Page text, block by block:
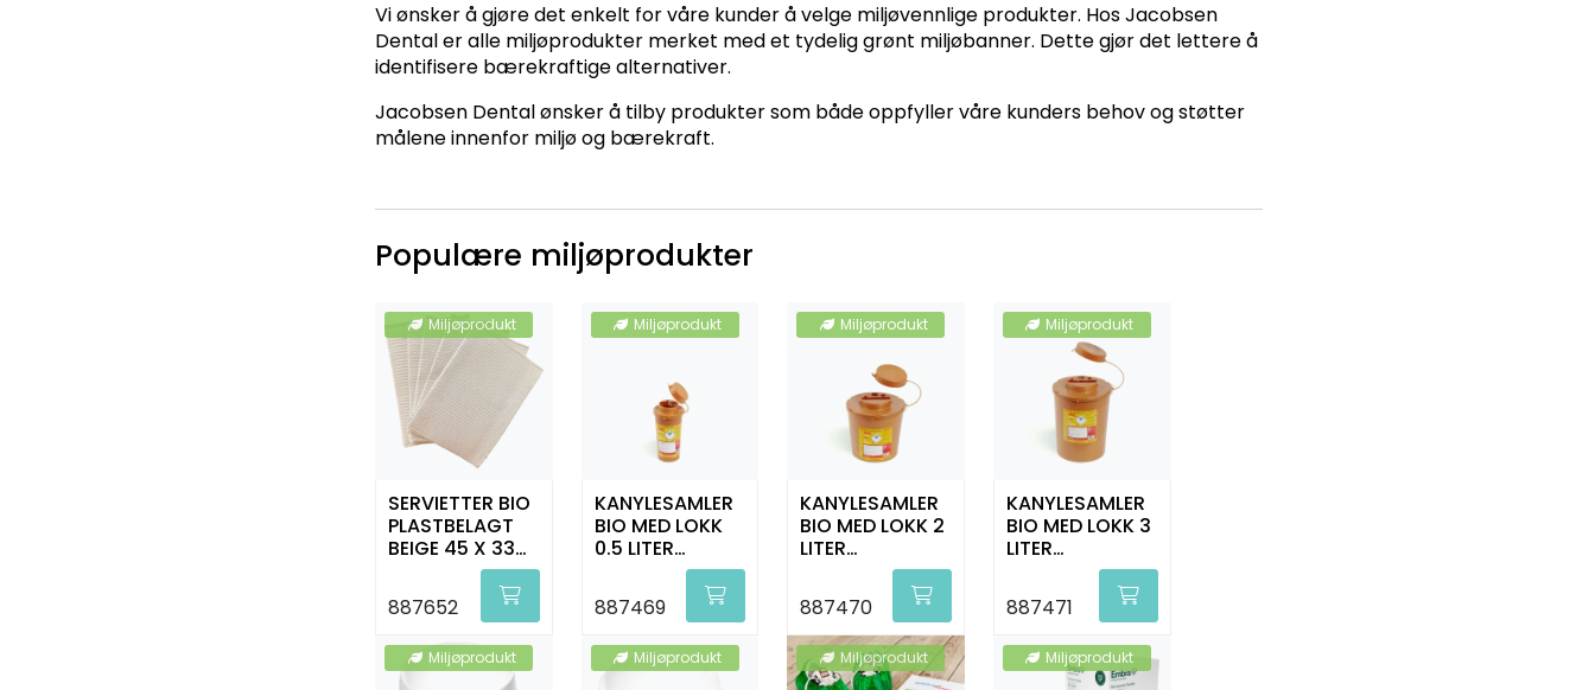
Vi ønsker å gjøre det enkelt for våre kunder å velge miljøvennlige produkter. Hos Jacobsen
Dental er alle miljøprodukter merket med et tydelig grønt miljøbanner. Dette gjør det lettere å
identifisere bærekraftige alternativer.
Jacobsen Dental ønsker å tilby produkter som både oppfyller våre kunders behov og støtter
målene innenfor miljø og bærekraft.
Populære miljøprodukter
Miljøprodukt
SERVIETTER BIO
PLASTBELAGT
BEIGE 45 X 33
CM 500 STK
887652
Miljøprodukt
KANYLESAMLER
BIO MED LOKK
0.5 LITER
WOODSAFE
887469
Miljøprodukt
KANYLESAMLER
BIO MED LOKK 2
LITER
WOODSAFE
887470
Miljøprodukt
KANYLESAMLER
BIO MED LOKK 3
LITER
WOODSAFE
887471
Miljøprodukt Miljøprodukt Miljøprodukt Miljøprodukt